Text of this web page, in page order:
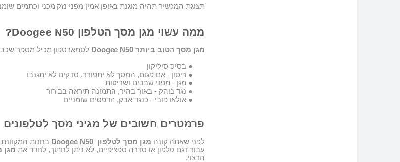
תצוגת המכשיר תהיה מוגנת באופן אמין מפני נזק מכני וכתמים
ממה עשוי מגן מסך הטלפון Doogee N50
?
מגן מסך הטוב ביותרDoogee N50 לסמארטפון מכיל מספר
● בסיס סיליקון
● ריסון - אם פגום, המסך לא יתפורר, סדקים לא יתגנבו
● מגן - מפני שבבים ושריטות
● נגד בוהק - באור בהיר, התמונה תיראה בבירור
●אולאו פובי- כנגד אבק, הדפסים שומניים
פרמטרים חשובים של מגיני מסך לטלפונים
לפני שאתה קונה מגן מסך לטלפון Doogee N50
בחנות
עבור דגם טלפון או סדרה ספציפיים, לא ניתן לחתוך, לחדד את מגן
הרצוי.